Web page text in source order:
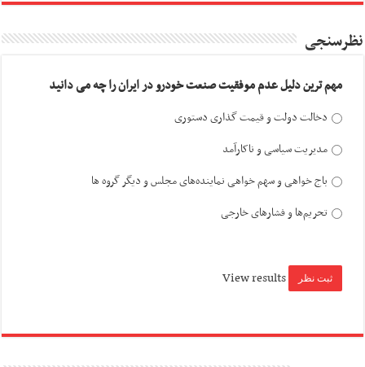
نظرسنجی
مهم ترین دلیل عدم موفقیت صنعت خودرو در ایران را چه می دانید
دخالت دولت و قیمت گذاری دستوری
مدیریت سیاسی و ناکارآمد
باج خواهی و سهم خواهی نماینده‌های مجلس و دیگر گروه ها
تحریم‌ها و فشارهای خارجی
View results